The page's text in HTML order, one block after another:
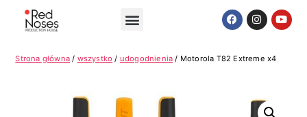
Strona główna / wszystko / udogodnienia / Motorola T82 Extreme x4